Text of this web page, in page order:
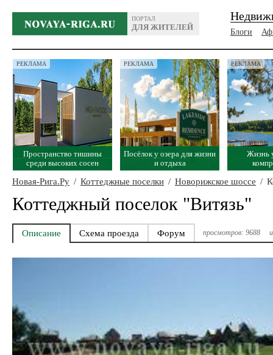
ПОРТАЛ
ДЛЯ ЖИТЕЛЕЙ
Блоги
РЕКЛАМА
Пространство тишины
среди высоких сосен
РЕКЛАМА
Посёлок у озера для жизни
и отдыха
РЕКЛАМА
Жизнь
Новая-Рига.Ру / Коттеджные поселки / Новорижское шоссе /
Коттеджный поселок "Витязь"
Описание Схема проезда Форум просмотров: 9688